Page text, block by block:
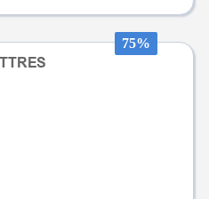
75%